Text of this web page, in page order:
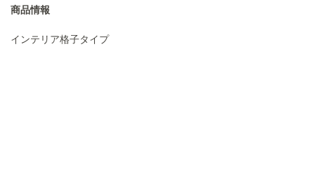
商品情報
インテリア格子タイプ